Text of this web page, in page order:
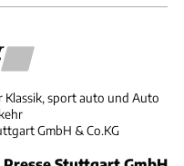
sport auto und Auto
GmbH & Co.KG